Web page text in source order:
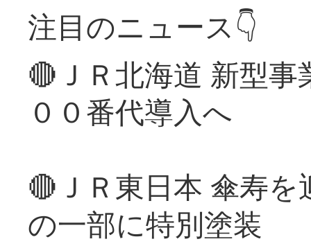
注目のニュース👇
🔴ＪＲ北海道 新型
００番代導入へ
🔴ＪＲ東日本 傘寿
の一部に特別塗装